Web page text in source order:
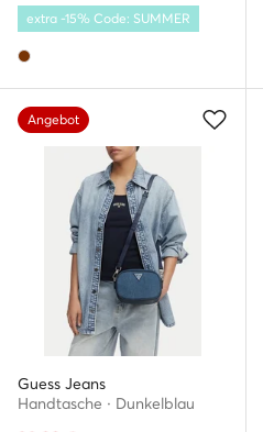
extra -15% Code: SUMMER
Angebot
Guess Jeans
Handtasche · Dunkelblau